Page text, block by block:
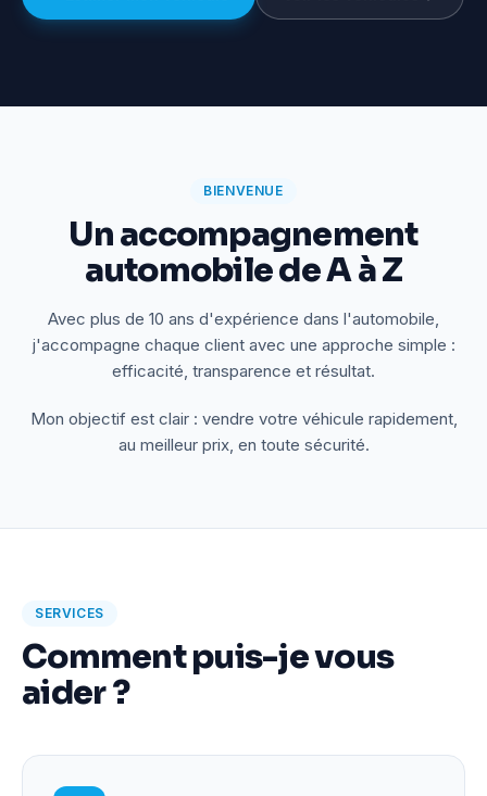
BIENVENUE
Un accompagnement
automobile de A à Z
Avec plus de 10 ans d'expérience dans l'automobile,
j'accompagne chaque client avec une approche simple :
efficacité, transparence et résultat.
Mon objectif est clair : vendre votre véhicule rapidement,
au meilleur prix, en toute sécurité.
SERVICES
Comment puis-je vous
aider ?